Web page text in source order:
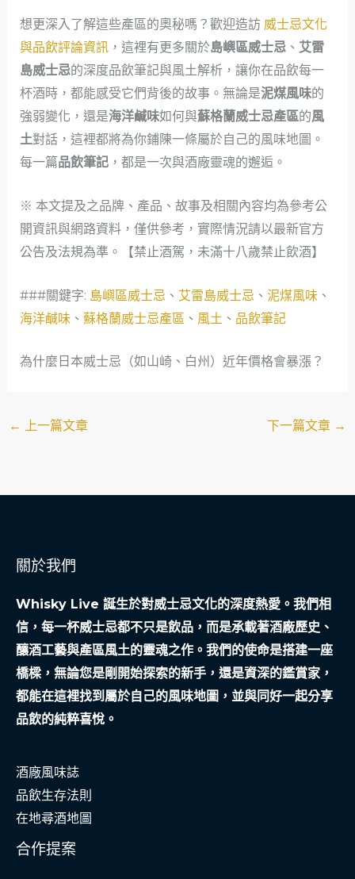
想更深入了解這些產區的奧秘嗎？歡迎造訪 威士忌文化
與品飲評論資訊，這裡有更多關於島嶼區威士忌、 艾雷
島威士忌的深度品飲筆記與風土解析，讓你在品飲每一
杯酒時，都能感受它們背後的故事。無論是泥煤風味的
強弱變化，還是海洋鹹味如何與蘇格蘭威士忌產區的風
土對話，這裡都將為你鋪陳一條屬於自己的風味地圖。
每一篇品飲筆記，都是一次與酒廠靈魂的邂逅。
※ 本文提及之品牌、產品、故事及相關內容均為參考公
開資訊與網路資料，僅供參考，實際情況請以最新官方
公告及法規為準。【禁止酒駕，未滿十八歲禁止飲酒】
###關鍵字: 島嶼區威士忌 、 艾雷島威士忌 、 泥煤風味、
海洋鹹味、 蘇格蘭威士忌產區 、 風土 、 品飲筆記
為什麼日本威士忌（如山崎、白州）近年價格會暴漲？
← 上一篇文章 下一篇文章 →
關於我們
Whisky Live 誕生於對威士忌文化的深度熱愛。我們相
信，每一杯威士忌都不只是飲品，而是承載著酒廠歷史、
釀酒工藝與產區風土的靈魂之作。我們的使命是搭建一座
橋樑，無論您是剛開始探索的新手，還是資深的鑑賞家，
都能在這裡找到屬於自己的風味地圖，並與同好一起分享
品飲的純粹喜悅。
酒廠風味誌
品飲生存法則
在地尋酒地圖
合作提案